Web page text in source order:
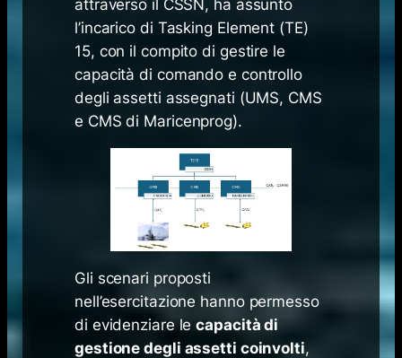
attraverso il CSSN, ha assunto
l’incarico di Tasking Element (TE)
15, con il compito di gestire le
capacità di comando e controllo
degli assetti assegnati (UMS, CMS
e CMS di Maricenprog).
Gli scenari proposti
nell’esercitazione hanno permesso
di evidenziare lecapacità di
gestione degli assetti coinvolti,